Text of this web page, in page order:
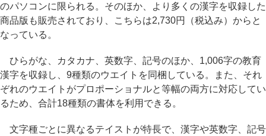
のパソコンに限られる。そのほか、より多くの漢字を収録した
商品版も販売されており、こちらは2,730円（税込み）からと
なっている。
ひらがな、カタカナ、英数字、記号のほか、1,006字の教育
漢字を収録し、9種類のウエイトを同梱している。また、それ
ぞれのウエイトがプロポーショナルと等幅の両方に対応してい
るため、合計18種類の書体を利用できる。
文字種ごとに異なるテイストが特長で、漢字や英数字、記号